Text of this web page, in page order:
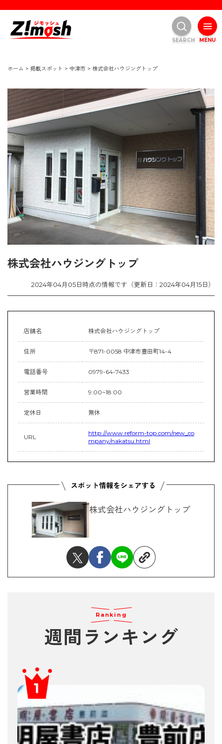
ホーム > 掲載スポット > 中津市 > 株式会社ハウジングトップ
株式会社ハウジングトップ
2024年04月05日時点の情報です（更新日：2024年04月15日）
店舗名 株式会社ハウジングトップ
住所 〒871-0058 中津市豊田町14-4
電話番号 0979-64-7433
営業時間 9:00~18:00
定休日 無休
URL
http://www.reform-top.com/new_co
mpany/nakatsu.html
株式会社ハウジングトップ
Ranking
週間ランキング
MENU
SEARCH